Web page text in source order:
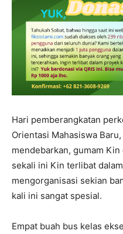
Hari pemberangkatan
Orientasi Mahasiswa
mendebarkan, gumam
sekali ini Kin terlibat
mengorganisasi sekian
kali ini sangat spesial.
Empat buah bus kelas